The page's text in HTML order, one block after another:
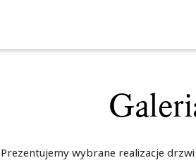
Prezentujemy wybrane realizacje